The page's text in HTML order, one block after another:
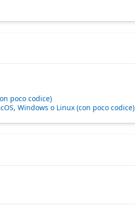
poco codice)
Windows o Linux (con poco codice)